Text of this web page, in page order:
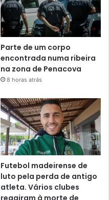
Parte de um corpo
encontrada numa ribeira
na zona de Penacova
8 horas atrás
Futebol madeirense de
luto pela perda de antigo
atleta. Vários clubes
reagiram à morte de